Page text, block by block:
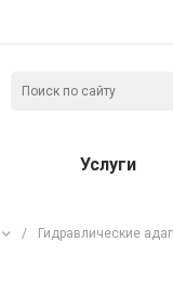
Услуги
/ Гидравлические